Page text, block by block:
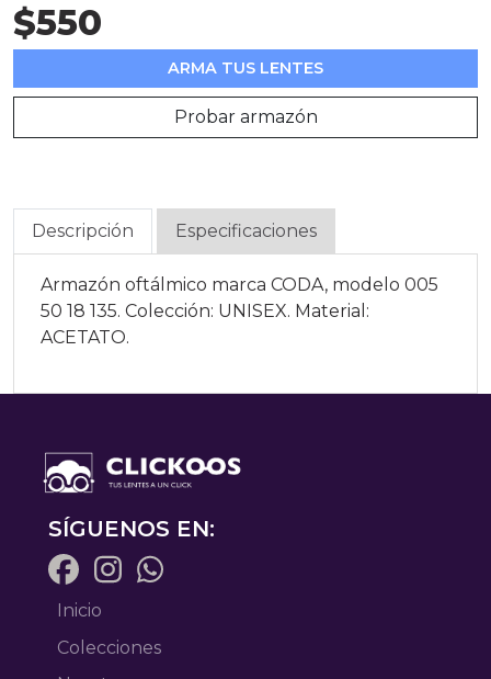
$550
ARMA TUS LENTES
Probar armazón
Descripción Especificaciones
Armazón oftálmico marca CODA, modelo 005
50 18 135. Colección: UNISEX. Material:
ACETATO.
SÍGUENOS EN:
Inicio
Colecciones